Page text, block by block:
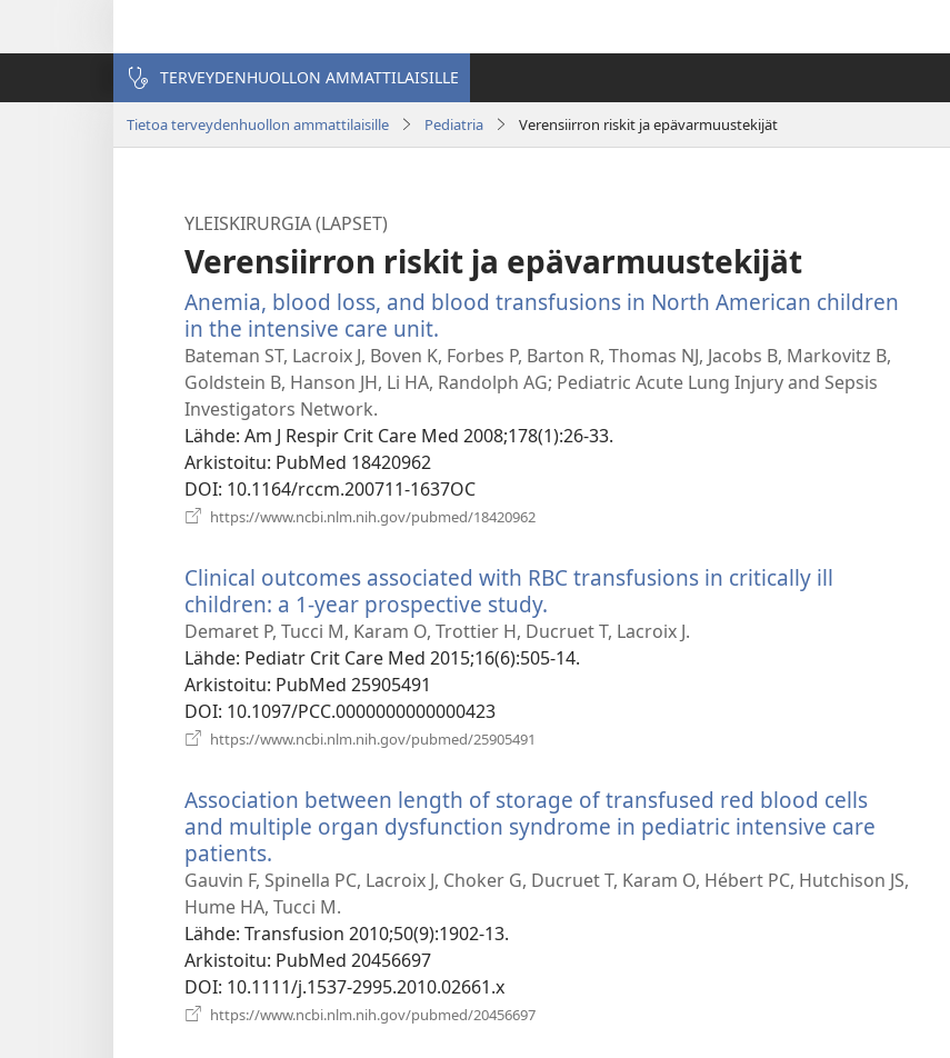
TERVEYDENHUOLLON AMMATTILAISILLE
Tietoa terveydenhuollon ammattilaisille Pediatria Verensiirron riskit ja epävarmuustekijät
YLEISKIRURGIA (LAPSET)
Verensiirron riskit ja epävarmuustekijät
Anemia, blood loss, and blood transfusions in North American children
in the intensive care unit.
uuden
ikkunan)
Bateman ST, Lacroix J, Boven K, Forbes P, Barton R, Thomas NJ, Jacobs B, Markovitz B,
Goldstein B, Hanson JH, Li HA, Randolph AG; Pediatric Acute Lung Injury and Sepsis
Investigators Network.
Lähde‎: Am J Respir Crit Care Med 2008;178(1):26-33.
Arkistoitu‎: PubMed 18420962
DOI‎: 10.1164/rccm.200711-1637OC
https://www.ncbi.nlm.nih.gov/pubmed/18420962
Clinical outcomes associated with RBC transfusions in critically ill
children: a 1-year prospective study.
uuden
ikkunan)
Demaret P, Tucci M, Karam O, Trottier H, Ducruet T, Lacroix J.
Lähde‎: Pediatr Crit Care Med 2015;16(6):505-14.
Arkistoitu‎: PubMed 25905491
DOI‎: 10.1097/PCC.0000000000000423
https://www.ncbi.nlm.nih.gov/pubmed/25905491
Association between length of storage of transfused red blood cells
and multiple organ dysfunction syndrome in pediatric intensive care
patients.
uuden
ikkunan)
Gauvin F, Spinella PC, Lacroix J, Choker G, Ducruet T, Karam O, Hébert PC, Hutchison JS,
Hume HA, Tucci M.
Lähde‎: Transfusion 2010;50(9):1902-13.
Arkistoitu‎: PubMed 20456697
DOI‎: 10.1111/j.1537-2995.2010.02661.x
https://www.ncbi.nlm.nih.gov/pubmed/20456697